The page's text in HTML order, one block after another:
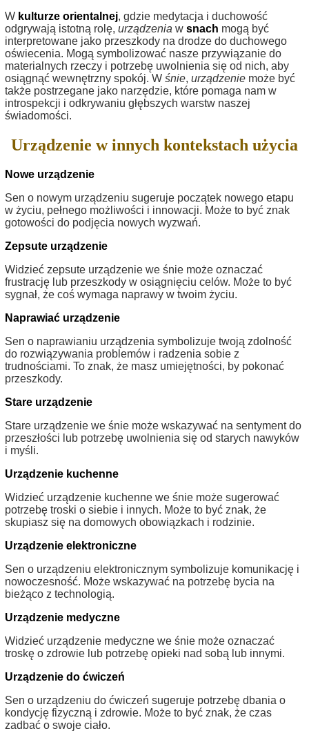
W kulturze orientalnej, gdzie medytacja i duchowość
odgrywają istotną rolę, urządzenia w snach mogą być
interpretowane jako przeszkody na drodze do duchowego
oświecenia. Mogą symbolizować nasze przywiązanie do
materialnych rzeczy i potrzebę uwolnienia się od nich, aby
osiągnąć wewnętrzny spokój. W śnie, urządzenie może być
także postrzegane jako narzędzie, które pomaga nam w
introspekcji i odkrywaniu głębszych warstw naszej
świadomości.
Urządzenie w innych kontekstach użycia
Nowe urządzenie
Sen o nowym urządzeniu sugeruje początek nowego etapu
w życiu, pełnego możliwości i innowacji. Może to być znak
gotowości do podjęcia nowych wyzwań.
Zepsute urządzenie
Widzieć zepsute urządzenie we śnie może oznaczać
frustrację lub przeszkody w osiągnięciu celów. Może to być
sygnał, że coś wymaga naprawy w twoim życiu.
Naprawiać urządzenie
Sen o naprawianiu urządzenia symbolizuje twoją zdolność
do rozwiązywania problemów i radzenia sobie z
trudnościami. To znak, że masz umiejętności, by pokonać
przeszkody.
Stare urządzenie
Stare urządzenie we śnie może wskazywać na sentyment do
przeszłości lub potrzebę uwolnienia się od starych nawyków
i myśli.
Urządzenie kuchenne
Widzieć urządzenie kuchenne we śnie może sugerować
potrzebę troski o siebie i innych. Może to być znak, że
skupiasz się na domowych obowiązkach i rodzinie.
Urządzenie elektroniczne
Sen o urządzeniu elektronicznym symbolizuje komunikację i
nowoczesność. Może wskazywać na potrzebę bycia na
bieżąco z technologią.
Urządzenie medyczne
Widzieć urządzenie medyczne we śnie może oznaczać
troskę o zdrowie lub potrzebę opieki nad sobą lub innymi.
Urządzenie do ćwiczeń
Sen o urządzeniu do ćwiczeń sugeruje potrzebę dbania o
kondycję fizyczną i zdrowie. Może to być znak, że czas
zadbać o swoje ciało.